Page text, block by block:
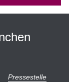
Pressestelle